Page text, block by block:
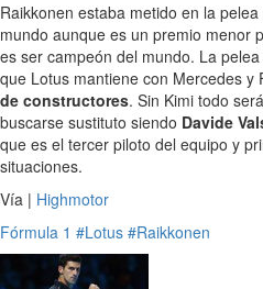
Raikkonen estaba metido en la
mundo aunque es un premio menor
es ser campeón del mundo. La
que Lotus mantiene con Mercedes y
de constructores. Sin Kimi todo
buscarse sustituto siendo Davide
que es el tercer piloto del equipo y
situaciones.
Vía | Highmotor
Fórmula 1 #Lotus #Raikkonen